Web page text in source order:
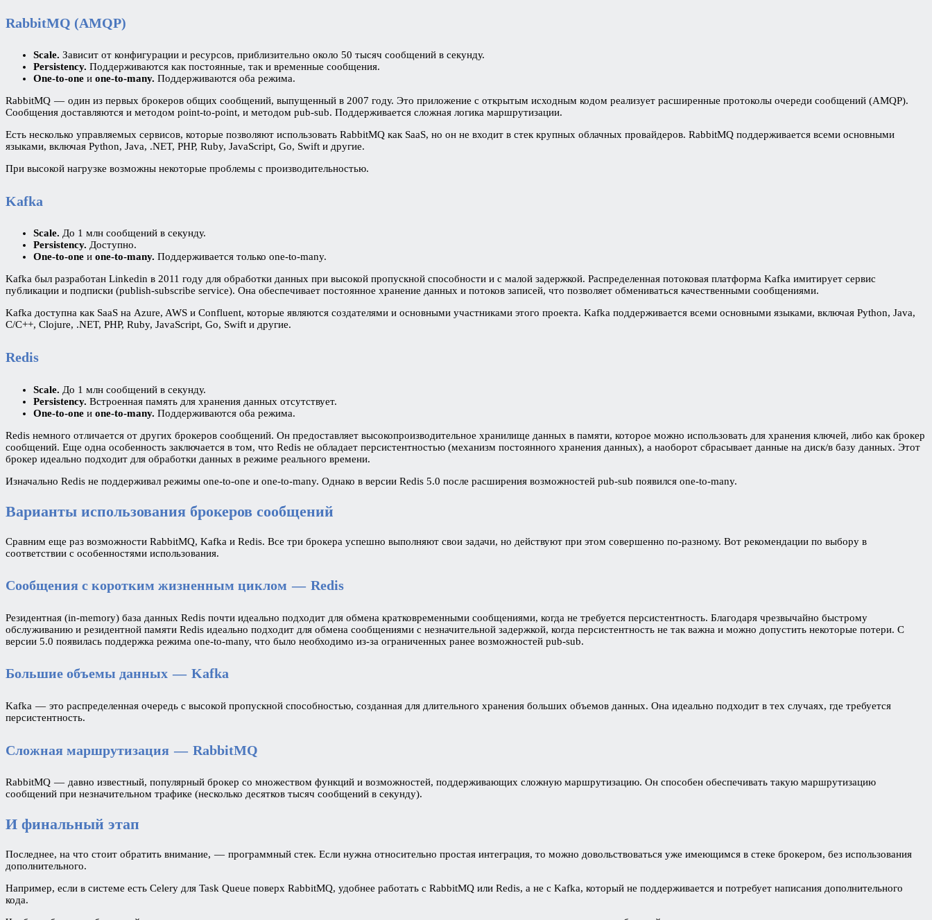
RabbitMQ (AMQP)
Scale. Зависит от конфигурации и ресурсов, приблизительно около 50 тысяч сообщений в секунду.
Persistency. Поддерживаются как постоянные, так и временные сообщения.
One-to-one и one-to-many. Поддерживаются оба режима.
RabbitMQ — один из первых брокеров общих сообщений, выпущенный в 2007 году. Это приложение с открытым исходным кодом реализует расширенные протоколы очереди сообщений (AMQP).
Сообщения доставляются и методом point-to-point, и методом pub-sub. Поддерживается сложная логика маршрутизации.
Есть несколько управляемых сервисов, которые позволяют использовать RabbitMQ как SaaS, но он не входит в стек крупных облачных провайдеров. RabbitMQ поддерживается всеми основными
языками, включая Python, Java, .NET, PHP, Ruby, JavaScript, Go, Swift и другие.
При высокой нагрузке возможны некоторые проблемы с производительностью.
Kafka
Scale. До 1 млн сообщений в секунду.
Persistency. Доступно.
One-to-one и one-to-many. Поддерживается только one-to-many.
Kafka был разработан Linkedin в 2011 году для обработки данных при высокой пропускной способности и с малой задержкой. Распределенная потоковая платформа Kafka имитирует сервис
публикации и подписки (publish-subscribe service). Она обеспечивает постоянное хранение данных и потоков записей, что позволяет обмениваться качественными сообщениями.
Kafka доступна как SaaS на Azure, AWS и Confluent, которые являются создателями и основными участниками этого проекта. Kafka поддерживается всеми основными языками, включая Python, Java,
C/C++, Clojure, .NET, PHP, Ruby, JavaScript, Go, Swift и другие.
Redis
Scale. До 1 млн сообщений в секунду.
Persistency. Встроенная память для хранения данных отсутствует.
One-to-one и one-to-many. Поддерживаются оба режима.
Redis немного отличается от других брокеров сообщений. Он предоставляет высокопроизводительное хранилище данных в памяти, которое можно использовать для хранения ключей, либо как брокер
сообщений. Еще одна особенность заключается в том, что Redis не обладает персистентностью (механизм постоянного хранения данных), а наоборот сбрасывает данные на диск/в базу данных. Этот
брокер идеально подходит для обработки данных в режиме реального времени.
Изначально Redis не поддерживал режимы one-to-one и one-to-many. Однако в версии Redis 5.0 после расширения возможностей pub-sub появился one-to-many.
Варианты использования брокеров сообщений
Сравним еще раз возможности RabbitMQ, Kafka и Redis. Все три брокера успешно выполняют свои задачи, но действуют при этом совершенно по-разному. Вот рекомендации по выбору в
соответствии с особенностями использования.
Сообщения с коротким жизненным циклом — Redis
Резидентная (in-memory) база данных Redis почти идеально подходит для обмена кратковременными сообщениями, когда не требуется персистентность. Благодаря чрезвычайно быстрому
обслуживанию и резидентной памяти Redis идеально подходит для обмена сообщениями с незначительной задержкой, когда персистентность не так важна и можно допустить некоторые потери. С
версии 5.0 появилась поддержка режима one-to-many, что было необходимо из-за ограниченных ранее возможностей pub-sub.
Большие объемы данных — Kafka
Kafka — это распределенная очередь с высокой пропускной способностью, созданная для длительного хранения больших объемов данных. Она идеально подходит в тех случаях, где требуется
персистентность.
Сложная маршрутизация — RabbitMQ
RabbitMQ — давно известный, популярный брокер со множеством функций и возможностей, поддерживающих сложную маршрутизацию. Он способен обеспечивать такую маршрутизацию
сообщений при незначительном трафике (несколько десятков тысяч сообщений в секунду).
И финальный этап
Последнее, на что стоит обратить внимание, — программный стек. Если нужна относительно простая интеграция, то можно довольствоваться уже имеющимся в стеке брокером, без использования
дополнительного.
Например, если в системе есть Celery для Task Queue поверх RabbitMQ, удобнее работать с RabbitMQ или Redis, а не с Kafka, который не поддерживается и потребует написания дополнительного
кода.